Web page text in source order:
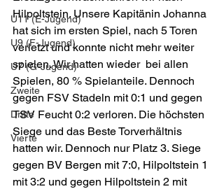
U11 (E-Jugend)
U9 (F-Jugend)
U7 (G-Jugend)
Zweite
Dritte
Vierte
Hilpoltstein. Unsere Kapitänin Johanna
hat sich im ersten Spiel, nach 5 Toren
verletzt und konnte nicht mehr weiter
spielen. Wir hatten wieder  bei allen
Spielen, 80 % Spielanteile. Dennoch
gegen FSV Stadeln mit 0:1 und gegen
TSV Feucht 0:2 verloren. Die höchsten
Siege und das Beste Torverhältnis
hatten wir. Dennoch nur Platz 3. Siege
gegen BV Bergen mit 7:0, Hilpoltstein 1
mit 3:2 und gegen Hilpoltstein 2 mit